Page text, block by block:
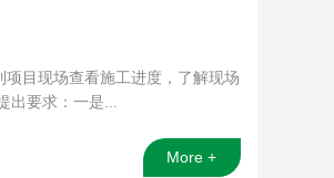
目现场查看施工进度，了解现场
要求：一是...
More +